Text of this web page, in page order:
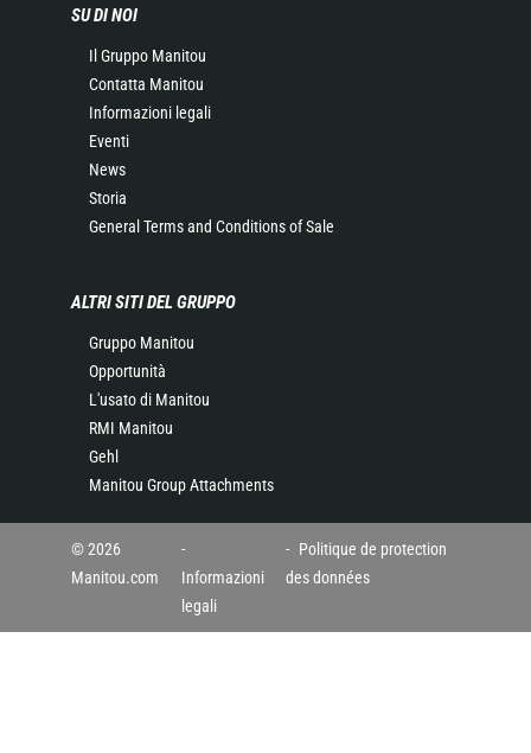
SU DI NOI
Il Gruppo Manitou
Contatta Manitou
Informazioni legali
Eventi
News
Storia
General Terms and Conditions of Sale
ALTRI SITI DEL GRUPPO
Gruppo Manitou
Opportunità
L'usato di Manitou
RMI Manitou
Gehl
Manitou Group Attachments
© 2026
Manitou.com
Informazioni
legali
Politique de protection
des données